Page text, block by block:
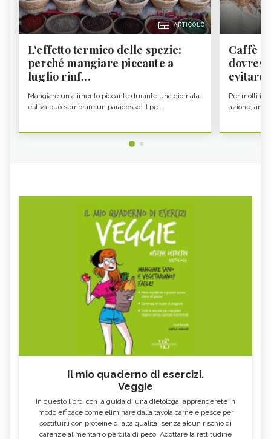
ARTICOLO
L'effetto termico delle spezie:
perché mangiare piccante a
luglio rinf...
Mangiare un alimento piccante durante una giornata
estiva può sembrare un paradosso: il pe...
Caffè
evitare
Per molti il
azione,
Il mio quaderno di esercizi.
Veggie
In questo libro, con la guida di una dietologa, apprenderete in
modo efficace come eliminare dalla tavola carne e pesce per
sostituirli con proteine di alta qualità, senza alcun rischio di
carenze alimentari o perdita di peso. Adottare la rettitudine